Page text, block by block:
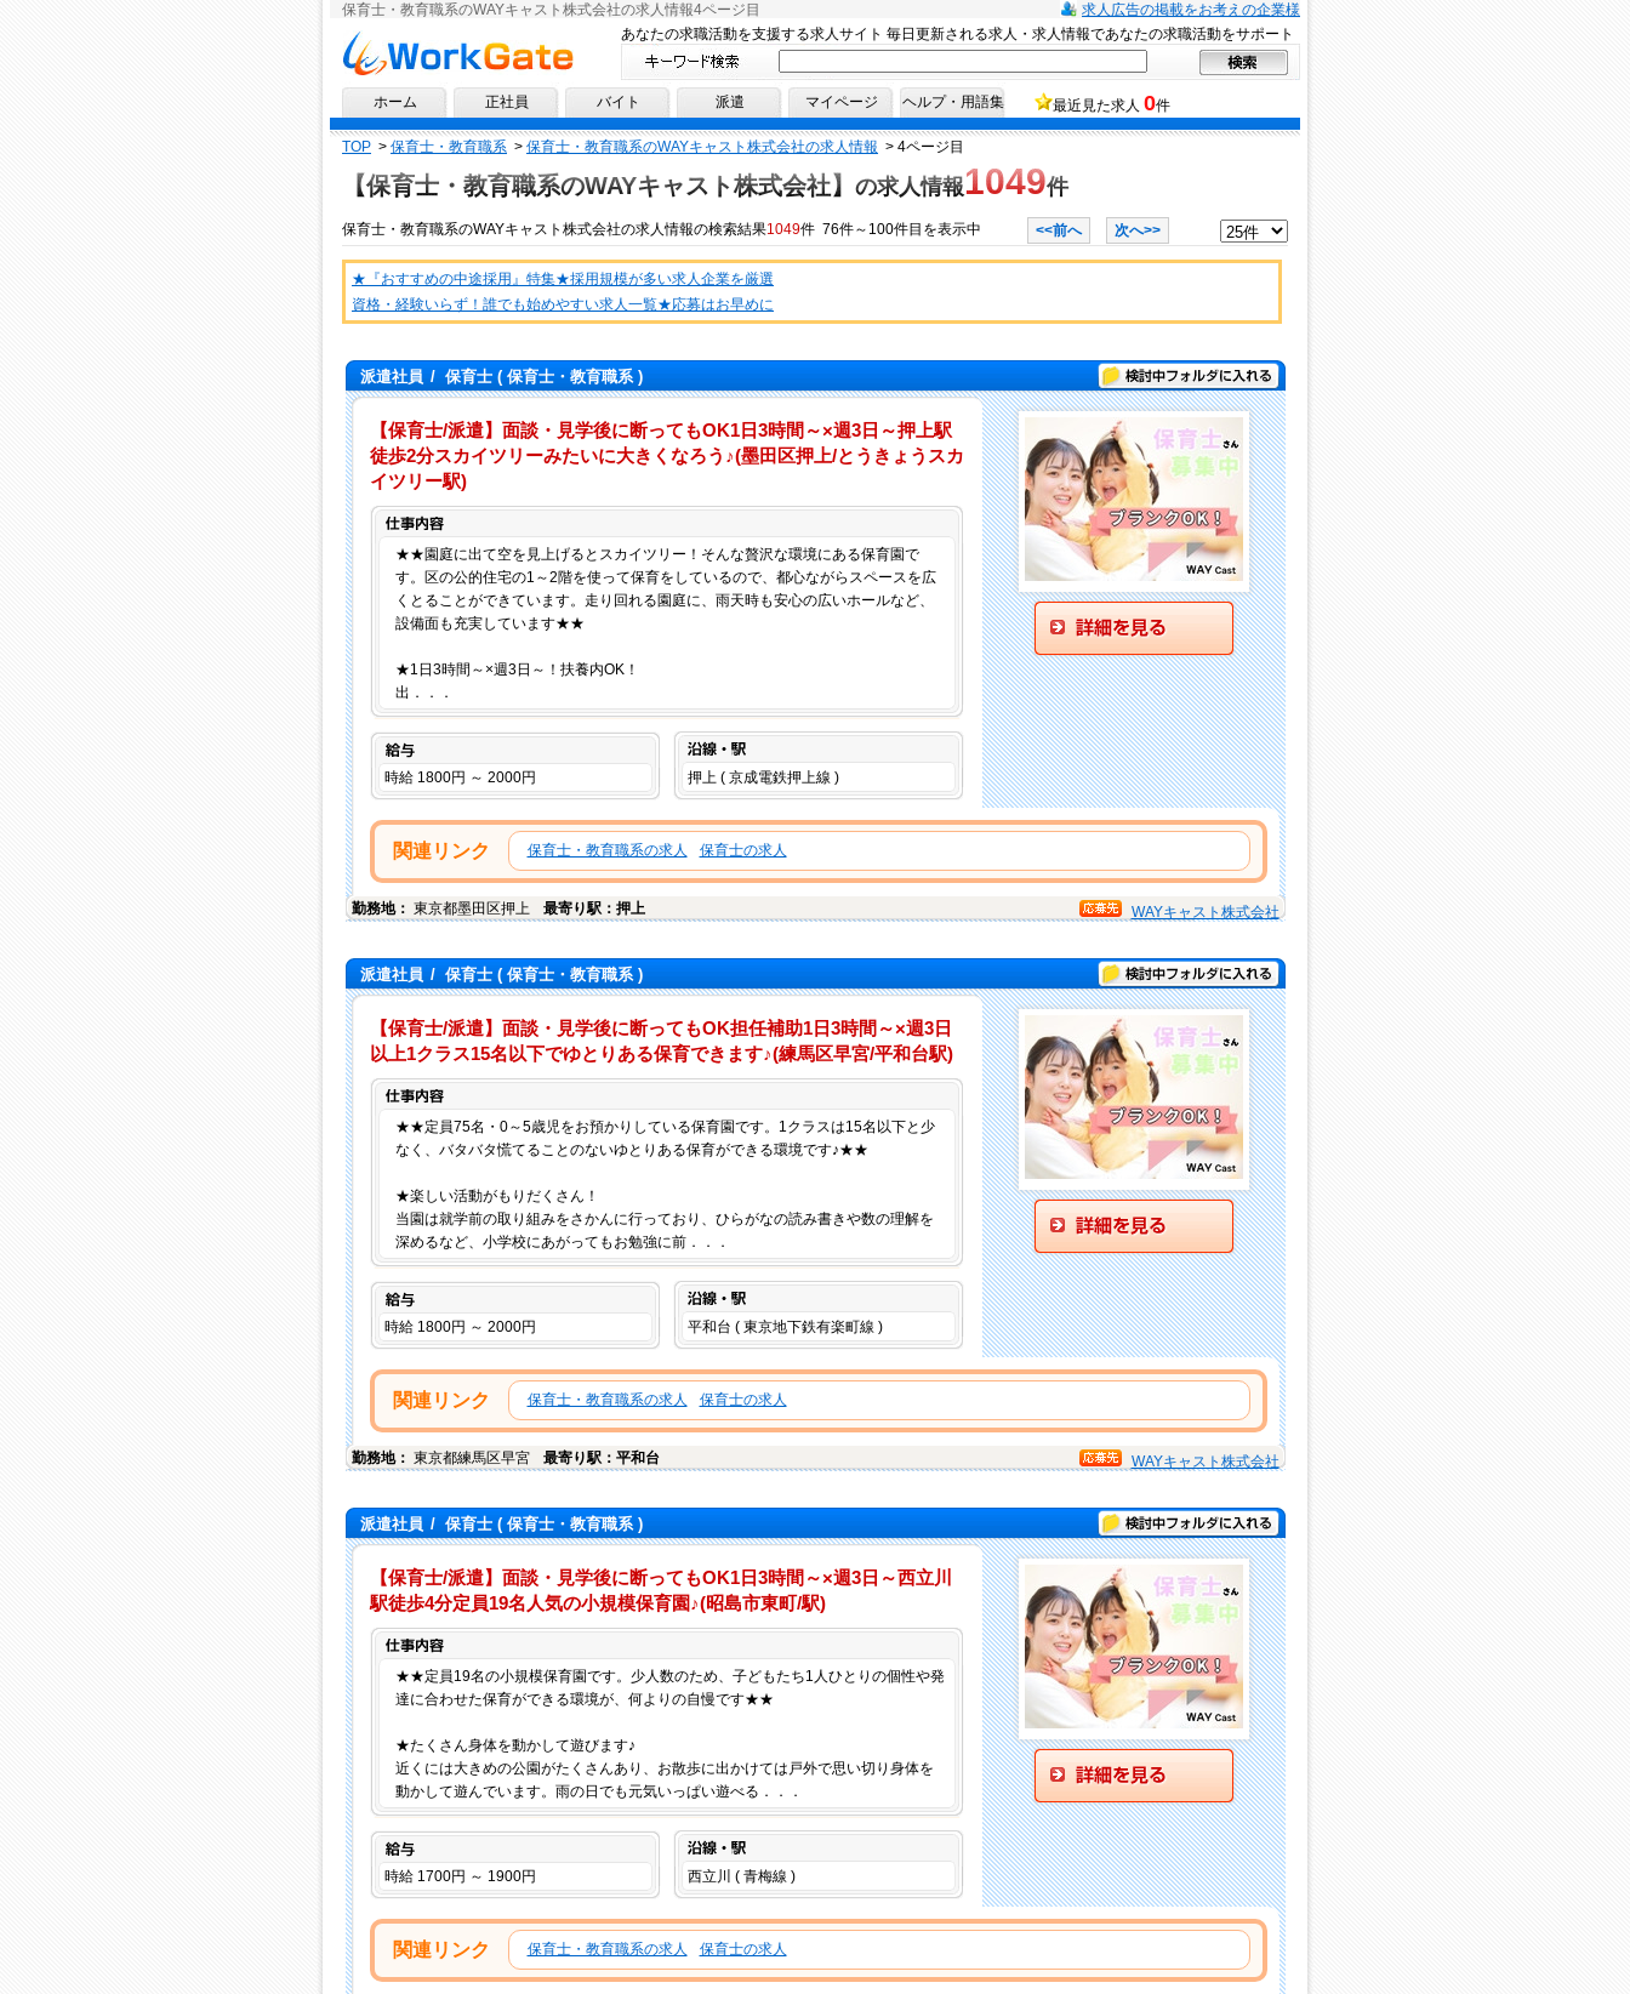
保育士・教育職系のWAYキャスト株式会社の求人情報4ページ目
求人広告の掲載をお考えの企業様
求人情報ならワークゲートへ！
あなたの求職活動を支援する求人サイト 毎日更新される求人・求人情報であなたの求職活動をサポート
ホーム 正社員 バイト 派遣 マイページ ヘルプ・用語集 最近見た求人 0件
TOP > 保育士・教育職系 > 保育士・教育職系のWAYキャスト株式会社の求人情報 > 4ページ目
【保育士・教育職系のWAYキャスト株式会社】 の求人情報1049件
保育士・教育職系のWAYキャスト株式会社の求人情報の検索結果1049件 76件～100件目を表示中 <<前へ 次へ>>
★『おすすめの中途採用』特集★採用規模が多い求人企業を厳選
資格・経験いらず！誰でも始めやすい求人一覧★応募はお早めに
派遣社員 / 保育士( 保育士・教育職系 ) 検討中フォルダに入れる
【保育士/派遣】面談・見学後に断ってもOK1日3時間～×週3日～押上駅
徒歩2分スカイツリーみたいに大きくなろう♪(墨田区押上/とうきょうスカ
イツリー駅)
★★園庭に出て空を見上げるとスカイツリー！そんな贅沢な環境にある保育園で
す。区の公的住宅の1～2階を使って保育をしているので、都心ながらスペースを広
くとることができています。走り回れる園庭に、雨天時も安心の広いホールなど、
設備面も充実しています★★
★1日3時間～×週3日～！扶養内OK！
出．．．
給与
時給 1800円 ～ 2000円 押上 ( 京成電鉄押上線 )
関連リンク 保育士・教育職系の求人 保育士の求人
勤務地： 東京都墨田区押上 最寄り駅：押上 WAYキャスト株式会社
派遣社員 / 保育士( 保育士・教育職系 ) 検討中フォルダに入れる
【保育士/派遣】面談・見学後に断ってもOK担任補助1日3時間～×週3日
以上1クラス15名以下でゆとりある保育できます♪(練馬区早宮/平和台駅)
★★定員75名・0～5歳児をお預かりしている保育園です。1クラスは15名以下と少
なく、バタバタ慌てることのないゆとりある保育ができる環境です♪★★
★楽しい活動がもりだくさん！
当園は就学前の取り組みをさかんに行っており、ひらがなの読み書きや数の理解を
深めるなど、小学校にあがってもお勉強に前．．．
給与
時給 1800円 ～ 2000円 平和台 ( 東京地下鉄有楽町線 )
関連リンク 保育士・教育職系の求人 保育士の求人
勤務地： 東京都練馬区早宮 最寄り駅：平和台 WAYキャスト株式会社
派遣社員 / 保育士( 保育士・教育職系 ) 検討中フォルダに入れる
【保育士/派遣】面談・見学後に断ってもOK1日3時間～×週3日～西立川
駅徒歩4分定員19名人気の小規模保育園♪(昭島市東町/駅)
★★定員19名の小規模保育園です。少人数のため、子どもたち1人ひとりの個性や発
達に合わせた保育ができる環境が、何よりの自慢です★★
★たくさん身体を動かして遊びます♪
近くには大きめの公園がたくさんあり、お散歩に出かけては戸外で思い切り身体を
動かして遊んでいます。雨の日でも元気いっぱい遊べる．．．
給与
時給 1700円 ～ 1900円 西立川 ( 青梅線 )
関連リンク 保育士・教育職系の求人 保育士の求人